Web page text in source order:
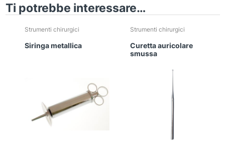
Ti potrebbe interessare…
Strumenti chirurgici
Siringa metallica
Strumenti chirurgici
Curetta auricolare
smussa